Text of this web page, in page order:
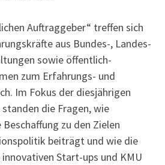
Auftraggeber“ treffen sich
aus Bundes-, Landes-
sowie öffentlich-
zum Erfahrungs- und
Im Fokus der diesjährigen
die Fragen, wie
zu den Zielen
beiträgt und wie die
Start-ups und KMU